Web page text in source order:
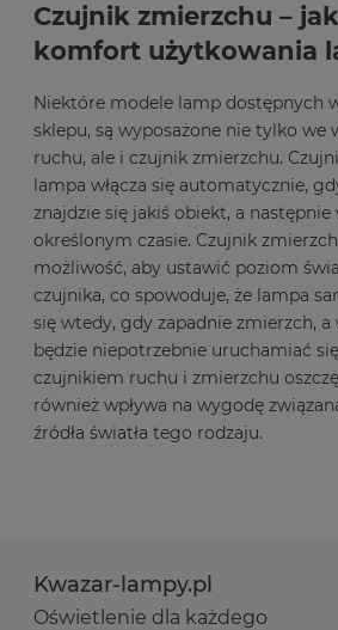
Czujnik zmierzchu –
komfort użytkowania
Niektóre modele lamp dostępnych
sklepu, są wyposażone nie tylko we
ruchu, ale i czujnik zmierzchu.
lampa włącza się automatycznie,
znajdzie się jakiś obiekt, a następnie
określonym czasie. Czujnik
możliwość, aby ustawić poziom
czujnika, co spowoduje, że lampa
się wtedy, gdy zapadnie zmierzch,
będzie niepotrzebnie uruchamiać
czujnikiem ruchu i zmierzchu
również wpływa na wygodę
źródła światła tego rodzaju.
Kwazar-lampy.pl
Oświetlenie dla każdego